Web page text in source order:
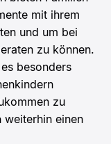
mit ihrem
und um bei
zu können.
besonders
zu
weiterhin einen